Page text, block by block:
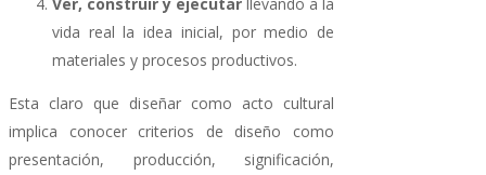
vida real la idea inicial, por medio de
materiales y procesos productivos.
Esta claro que diseñar como acto cultural
implica conocer criterios de diseño como
presentación, producción, significación,